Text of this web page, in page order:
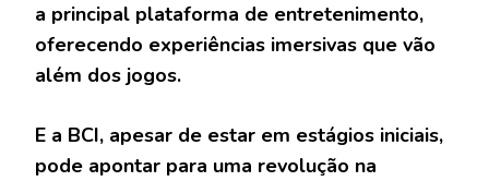
a principal plataforma de entretenimento,
oferecendo experiências imersivas que vão
além dos jogos.
E a BCI, apesar de estar em estágios iniciais,
pode apontar para uma revolução na